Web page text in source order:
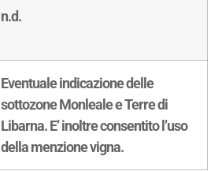
n.d.
Eventuale indicazione delle
sottozone Monleale e Terre di
Libarna. E’ inoltre consentito l’uso
della menzione vigna.